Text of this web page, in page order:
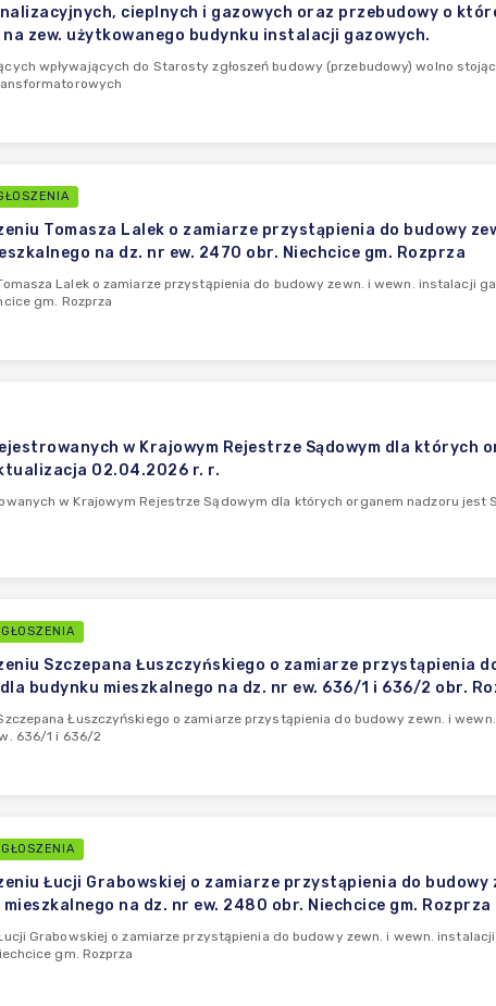
cieplnych i gazowych oraz przebudowy o
zew. użytkowanego budynku instalacji gazowych.
wpływających do Starosty zgłoszeń budowy (przebudowy) wolno
Tomasza Lalek o zamiarze przystąpienia do budowy
na dz. nr ew. 2470 obr. Niechcice gm. Rozprza
Lalek o zamiarze przystąpienia do budowy zewn. i wewn. instalacji
gm. Rozprza
w Krajowym Rejestrze Sądowym dla których
02.04.2026 r. r.
w Krajowym Rejestrze Sądowym dla których organem nadzoru
Szczepana Łuszczyńskiego o zamiarze przystąpienia
budynku mieszkalnego na dz. nr ew. 636/1 i 636/2 obr.
Łuszczyńskiego o zamiarze przystąpienia do budowy zewn. i
636/1 i 636/2
Łucji Grabowskiej o zamiarze przystąpienia do
na dz. nr ew. 2480 obr. Niechcice gm. Rozprza
Grabowskiej o zamiarze przystąpienia do budowy zewn. i wewn.
gm. Rozprza